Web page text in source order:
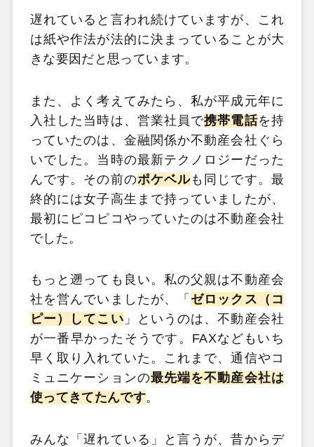
遅れていると言われ続けていますが、これ
は紙や作法が法的に決まっていることが大
きな要因だと思っています。
また、よく考えてみたら、私が平成元年に
入社した当時は、営業社員で携帯電話を持
っていたのは、金融関係か不動産会社ぐら
いでした。当時の最新テクノロジーだった
んです。その前のポケベルも同じです。最
終的には女子高生まで持っていましたが、
最初にピコピコやっていたのは不動産会社
でした。
もっと遡っても良い。私の父親は不動産会
社を営んでいましたが、「 ゼロックス（コ
ピー）してこい 」というのは、不動産会社
が一番早かったそうです。FAXなどもいち
早く取り入れていた。これまで、通信やコ
ミュニケーションの最先端を不動産会社は
使ってきてたんです。
みんな「遅れている」と言うが、昔からデ